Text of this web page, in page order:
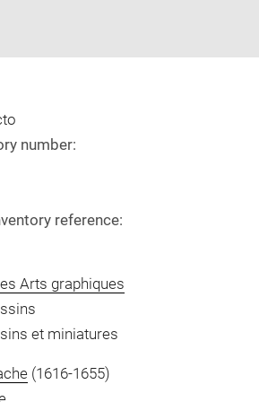
number:
reference:
Arts graphiques
et miniatures
(1616-1655)